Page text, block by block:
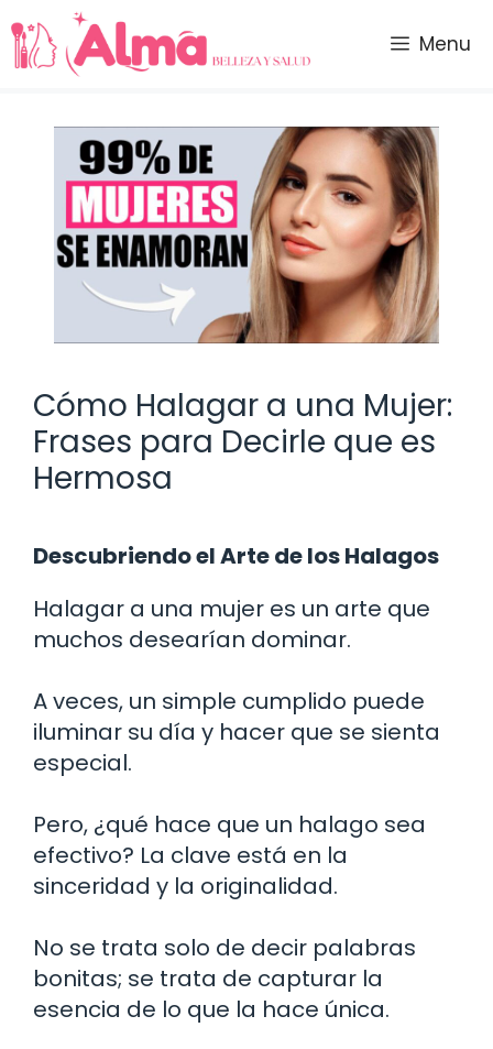
Saltar
al
contenido
Menu
Cómo Halagar a una Mujer:
Frases para Decirle que es
Hermosa
Descubriendo el Arte de los Halagos
Halagar a una mujer es un arte que
muchos desearían dominar.
A veces, un simple cumplido puede
iluminar su día y hacer que se sienta
especial.
Pero, ¿qué hace que un halago sea
efectivo? La clave está en la
sinceridad y la originalidad.
No se trata solo de decir palabras
bonitas; se trata de capturar la
esencia de lo que la hace única.